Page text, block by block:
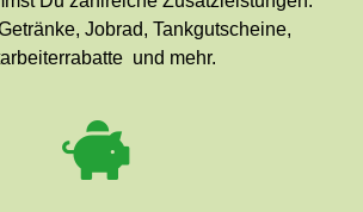
Jobrad, Tankgutscheine,
und mehr.